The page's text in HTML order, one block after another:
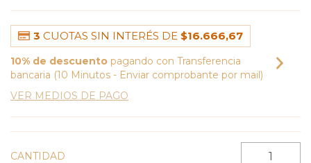
3 CUOTAS SIN INTERÉS DE $16.666,67
10% de descuento pagando con Transferencia
bancaria (10 Minutos - Enviar comprobante por mail)
VER MEDIOS DE PAGO
CANTIDAD